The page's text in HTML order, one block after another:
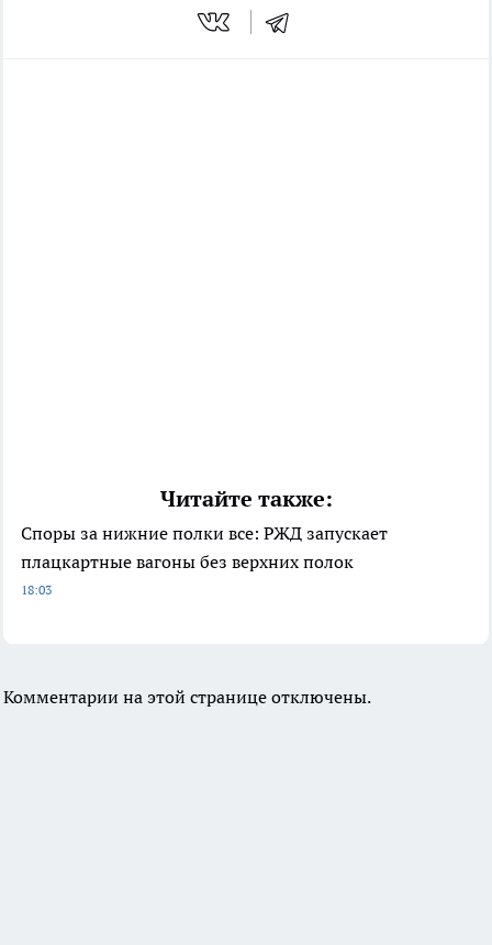
Читайте также:
Споры за нижние полки все: РЖД запускает
плацкартные вагоны без верхних полок
18:03
Комментарии на этой странице отключены.